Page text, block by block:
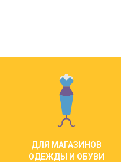
ДЛЯ МАГАЗИНОВ
ОДЕЖДЫ И ОБУВИ